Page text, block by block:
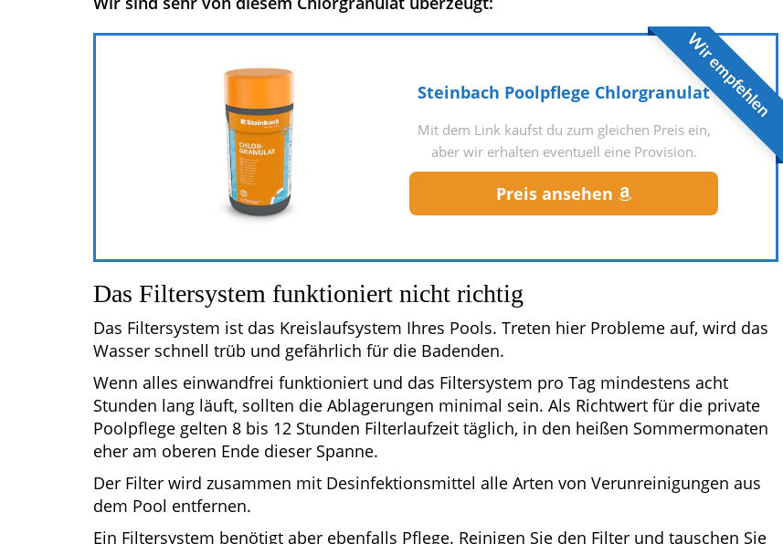
Wir empfehlen
Steinbach Poolpflege Chlorgranulat
Mit dem Link kaufst du zum gleichen Preis ein,
aber wir erhalten eventuell eine Provision.
Preis ansehen
Das Filtersystem funktioniert nicht richtig
Das Filtersystem ist das Kreislaufsystem Ihres Pools. Treten hier Probleme auf, wird das
Wasser schnell trüb und gefährlich für die Badenden.
Wenn alles einwandfrei funktioniert und das Filtersystem pro Tag mindestens acht
Stunden lang läuft, sollten die Ablagerungen minimal sein. Als Richtwert für die private
Poolpflege gelten 8 bis 12 Stunden Filterlaufzeit täglich, in den heißen Sommermonaten
eher am oberen Ende dieser Spanne.
Der Filter wird zusammen mit Desinfektionsmittel alle Arten von Verunreinigungen aus
dem Pool entfernen.
Ein Filtersystem benötigt aber ebenfalls Pflege. Reinigen Sie den Filter und tauschen Sie